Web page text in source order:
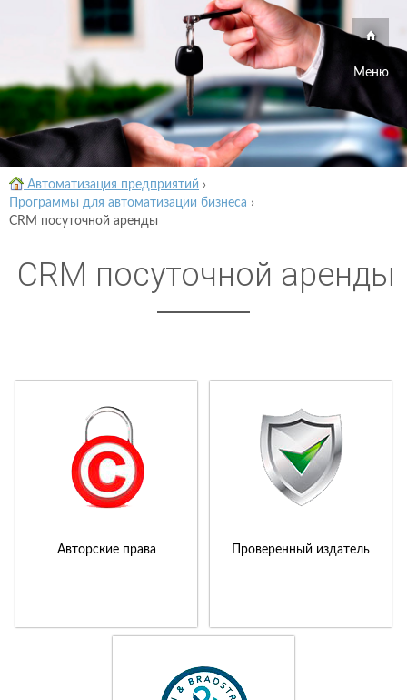
Меню
Автоматизация предприятий ›
Программы для автоматизации бизнеса ›
CRM посуточной аренды
CRM посуточной аренды
Авторские права Проверенный издатель